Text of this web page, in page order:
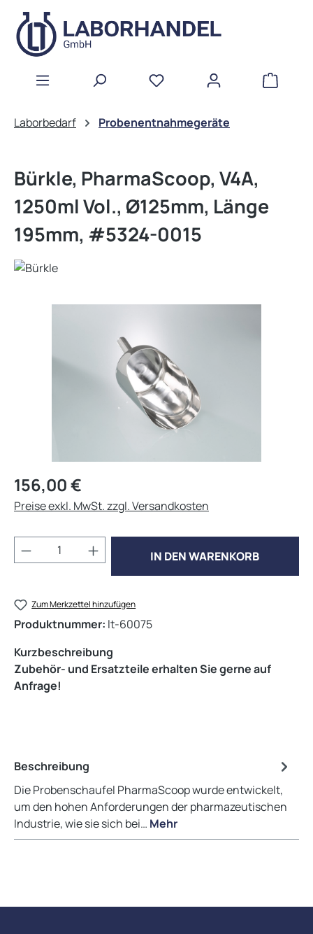
Zum Hauptinhalt springen
Laborbedarf Probenentnahmegeräte
Bürkle, PharmaScoop, V4A,
1250ml Vol., Ø125mm, Länge
195mm, #5324-0015
Regulärer Preis:
156,00 €
Preise exkl. MwSt. zzgl. Versandkosten
Produkt Anzahl: Gib den gewünschten
IN DEN WARENKORB
Zum Merkzettel hinzufügen
Produktnummer: lt-60075
Kurzbeschreibung
Zubehör- und Ersatzteile erhalten Sie gerne auf
Anfrage!
Beschreibung
Die Probenschaufel PharmaScoop wurde entwickelt,
um den hohen Anforderungen der pharmazeutischen
Industrie, wie sie sich bei… Mehr